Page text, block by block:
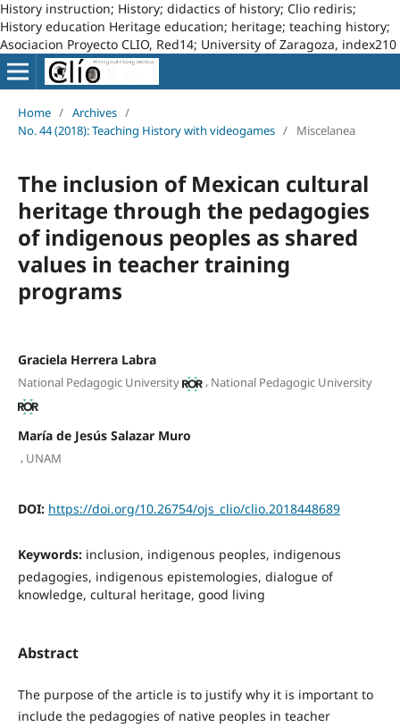
History instruction; History; didactics of history; Clio rediris;
History education Heritage education; heritage; teaching history;
Asociacion Proyecto CLIO, Red14; University of Zaragoza, index210
Home / Archives /
No. 44 (2018): Teaching History with videogames / Miscelanea
The inclusion of Mexican cultural
heritage through the pedagogies
of indigenous peoples as shared
values in teacher training
programs
Graciela Herrera Labra
National Pedagogic University , National Pedagogic University
María de Jesús Salazar Muro
, UNAM
DOI: https://doi.org/10.26754/ojs_clio/clio.2018448689
Keywords: inclusion, indigenous peoples, indigenous
pedagogies, indigenous epistemologies, dialogue of
knowledge, cultural heritage, good living
Abstract
The purpose of the article is to justify why it is important to
include the pedagogies of native peoples in teacher